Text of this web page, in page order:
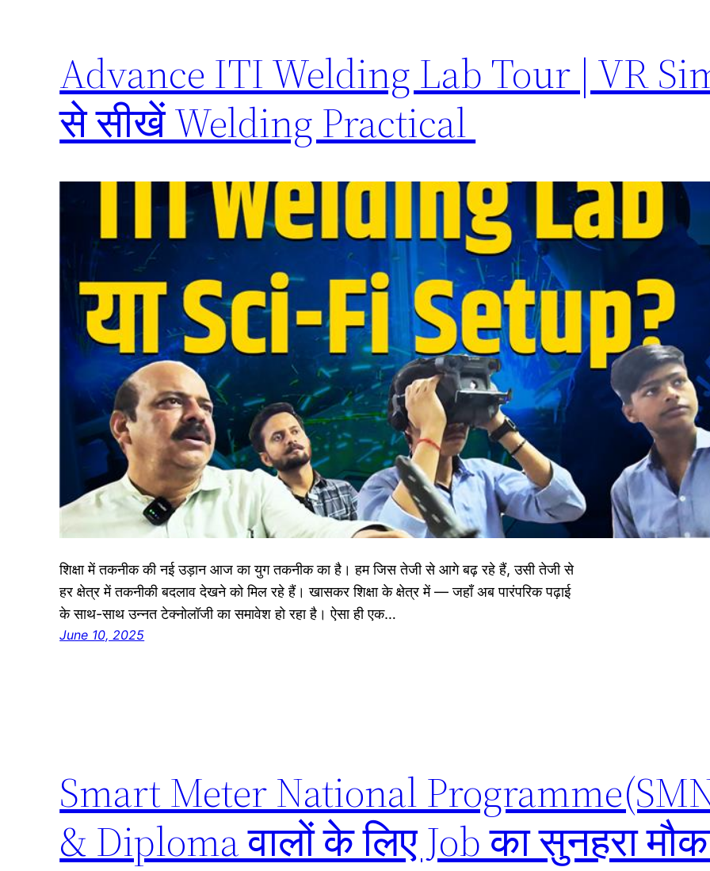
Advance ITI Welding Lab Tour | VR
से सीखें Welding Practical
शिक्षा में तकनीक की नई उड़ान आज का युग तकनीक का है। हम जिस तेजी से आगे बढ़ रहे हैं, उसी तेजी से
हर क्षेत्र में तकनीकी बदलाव देखने को मिल रहे हैं। खासकर शिक्षा के क्षेत्र में — जहाँ अब पारंपरिक पढ़ाई
के साथ-साथ उन्नत टेक्नोलॉजी का समावेश हो रहा है। ऐसा ही एक…
June 10, 2025
Smart Meter National
& Diploma वालों के लिए Job का सुनहरा